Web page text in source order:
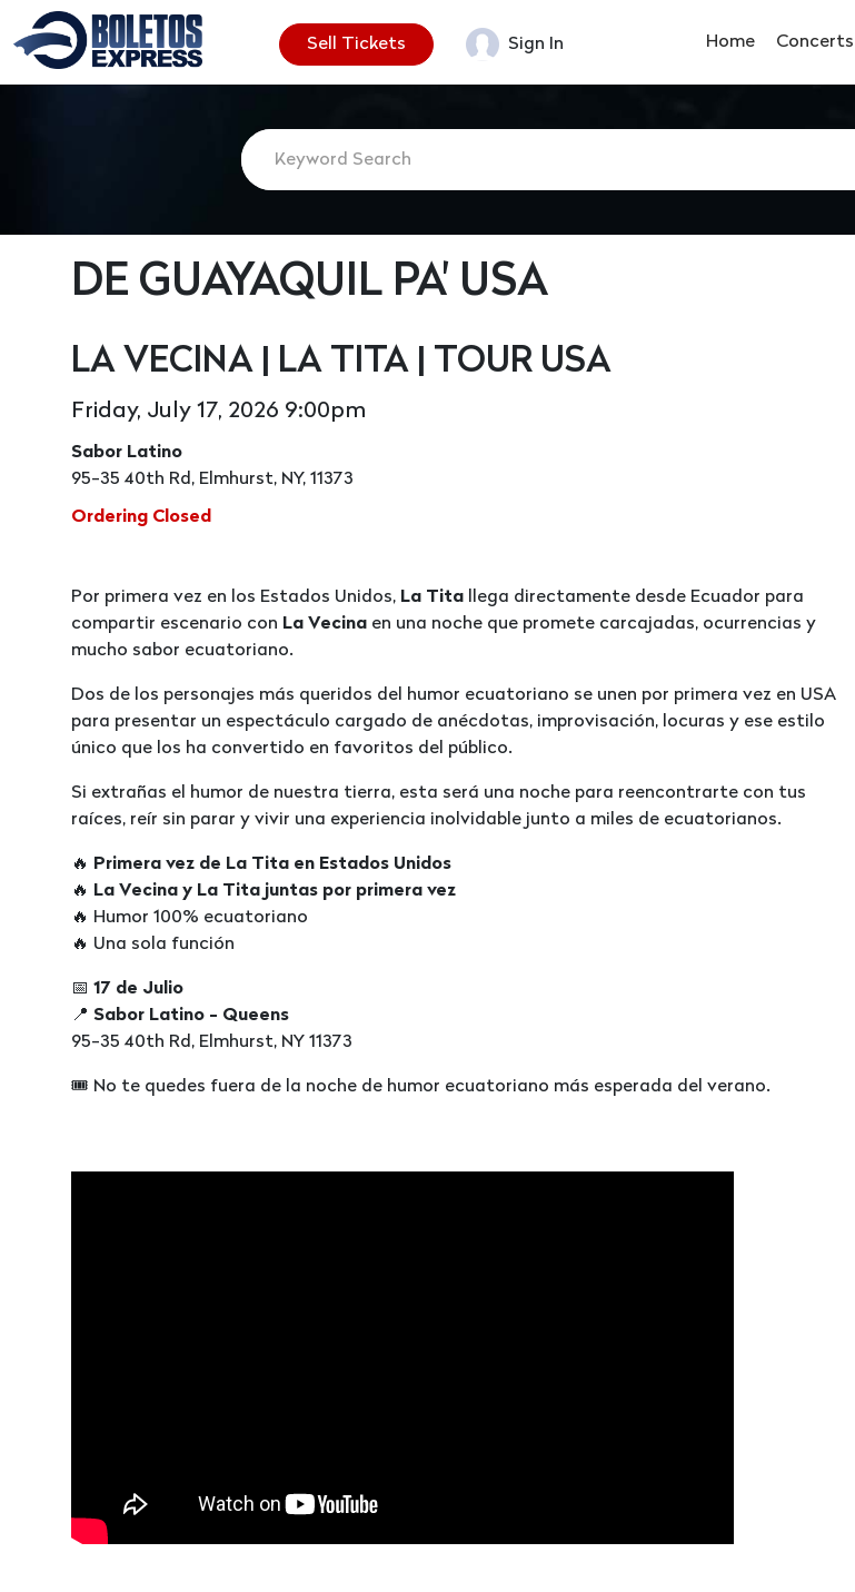
Sell Tickets Sign In Home Concerts
DE GUAYAQUIL PA' USA
LA VECINA | LA TITA | TOUR USA
Friday, July 17, 2026 9:00pm
Sabor Latino
95-35 40th Rd, Elmhurst, NY, 11373
Ordering Closed
Por primera vez en los Estados Unidos, La Tita llega directamente desde Ecuador para
compartir escenario con La Vecina en una noche que promete carcajadas, ocurrencias y
mucho sabor ecuatoriano.
Dos de los personajes más queridos del humor ecuatoriano se unen por primera vez en USA
para presentar un espectáculo cargado de anécdotas, improvisación, locuras y ese estilo
único que los ha convertido en favoritos del público.
Si extrañas el humor de nuestra tierra, esta será una noche para reencontrarte con tus
raíces, reír sin parar y vivir una experiencia inolvidable junto a miles de ecuatorianos.
🔥
Primera vez de La Tita en Estados Unidos
🔥
La Vecina y La Tita juntas por primera vez
🔥 Humor 100% ecuatoriano
🔥 Una sola función
📅 17 de Julio
📍 Sabor Latino - Queens
95-35 40th Rd, Elmhurst, NY 11373
🎟️ No te quedes fuera de la noche de humor ecuatoriano más esperada del verano.